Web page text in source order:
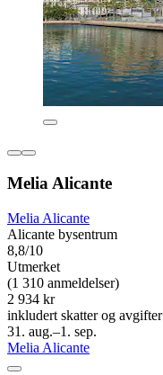
Melia Alicante
Melia Alicante
Alicante bysentrum
8,8/10
Utmerket
(1 310 anmeldelser)
2 934 kr
inkludert skatter og avgifter
31. aug.–1. sep.
Melia Alicante